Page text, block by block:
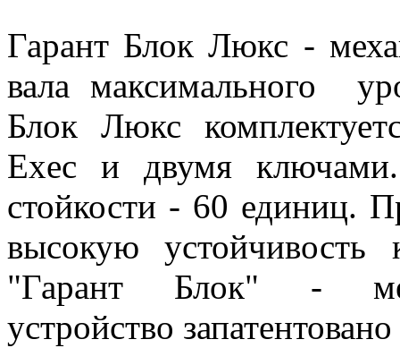
Гарант Блок Люкс -
вала максимального
Блок Люкс
Exec и двумя
стойкости - 60 единиц.
высокую
"Гарант Блок" -
устройство